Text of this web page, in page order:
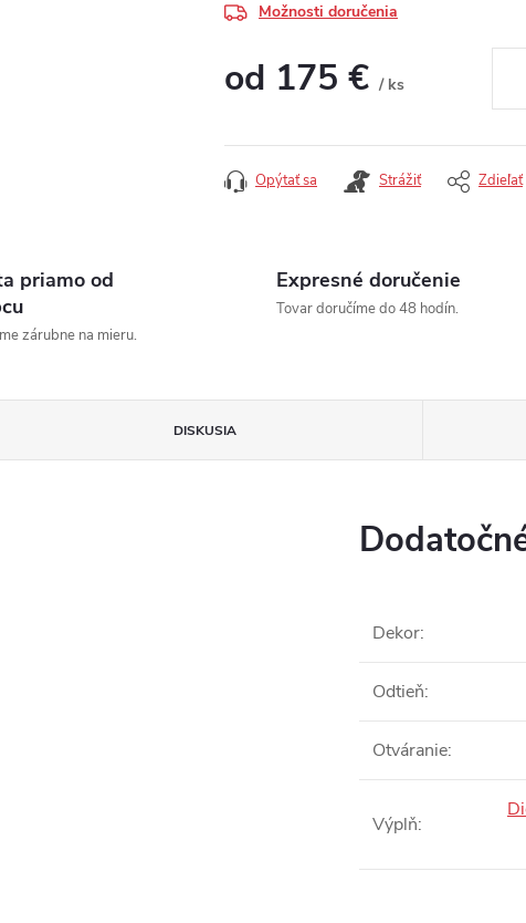
Možnosti doručenia
od 175 € / ks
Opýtať sa Strážiť Zdieľať
priamo od
zárubne na mieru.
Expresné doručenie
Tovar doručíme do 48 hodín.
DISKUSIA
Dekor:
Odtieň:
Otváranie:
Výplň: